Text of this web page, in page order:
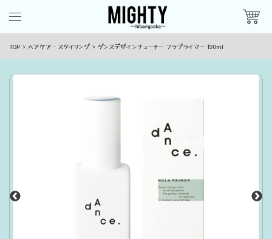
TOP ヘアケア・スタイリング ダンスデザインチューナー フラプライマー 120ml